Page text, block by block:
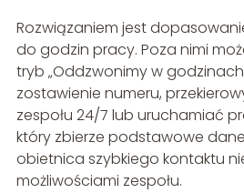
Rozwiązaniem jest
do godzin pracy. Poza nimi
tryb „Oddzwonimy w godzinach
zostawienie numeru,
zespołu 24/7 lub uruchamiać
który zbierze podstawowe
obietnica szybkiego kontaktu
możliwościami zespołu.